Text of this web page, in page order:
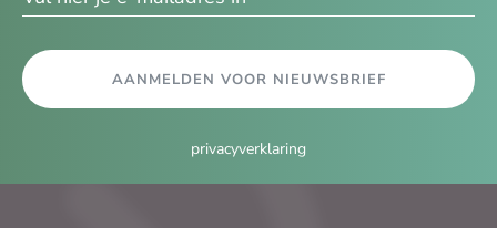
AANMELDEN VOOR NIEUWSBRIEF
privacyverklaring